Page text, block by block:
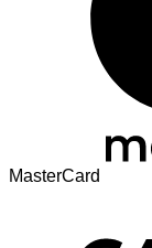
MasterCard